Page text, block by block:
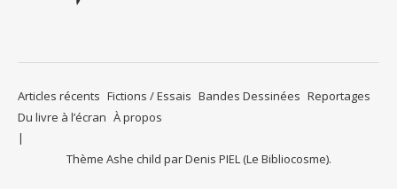
Articles récents Fictions / Essais Bandes Dessinées Reportages
Du livre à l’écran À propos
Thème Ashe child parDenis PIEL (Le Bibliocosme).